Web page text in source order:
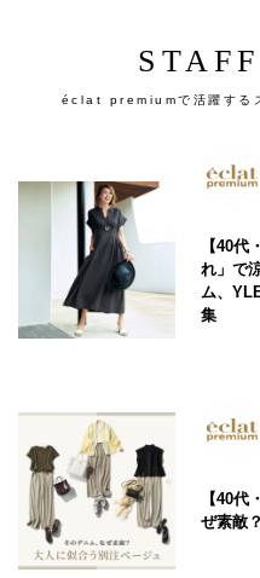
éclat premiumで活躍する
【40
れ」で
ム、
集
【40
ぜ素敵